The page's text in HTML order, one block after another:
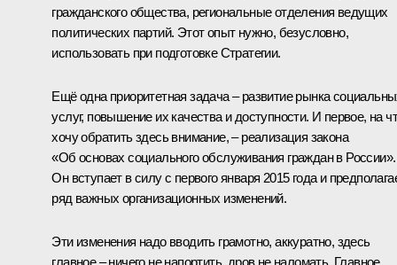
гражданского общества, региональные отделения ведущих
политических партий. Этот опыт нужно, безусловно,
использовать при подготовке Стратегии.
Ещё одна приоритетная задача – развитие рынка
услуг, повышение их качества и доступности. И первое, на
хочу обратить здесь внимание, – реализация закона
«Об основах социального обслуживания граждан в России».
Он вступает в силу с первого января 2015 года и
ряд важных организационных изменений.
Эти изменения надо вводить грамотно, аккуратно, здесь
главное – ничего не напортить, дров не наломать. Главное,